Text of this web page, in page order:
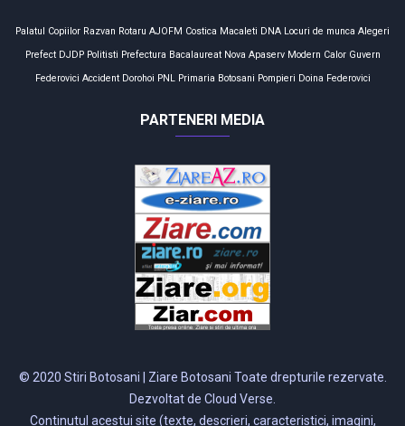
Palatul Copiilor Razvan Rotaru AJOFM Costica Macaleti DNA Locuri de munca Alegeri
Prefect DJDP Politisti Prefectura Bacalaureat Nova Apaserv Modern Calor Guvern
Federovici Accident Dorohoi PNL Primaria Botosani Pompieri Doina Federovici
PARTENERI MEDIA
© 2020 Stiri Botosani | Ziare Botosani Toate drepturile rezervate.
Dezvoltat de Cloud Verse.
Continutul acestui site (texte, descrieri, caracteristici, imagini,